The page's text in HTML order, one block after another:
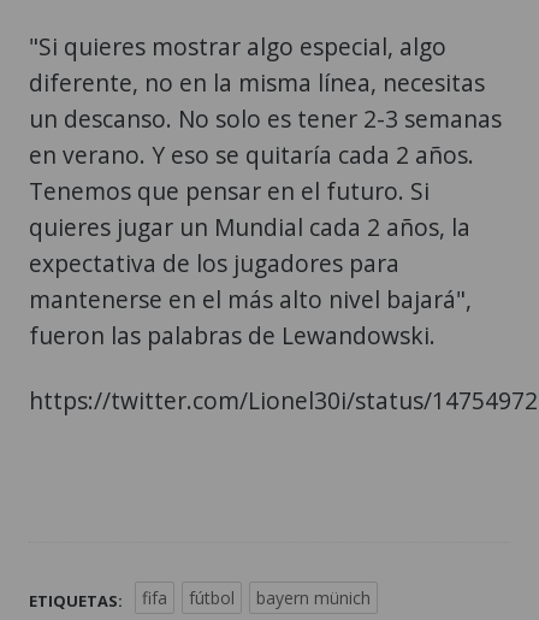
"Si quieres mostrar algo especial, algo
diferente, no en la misma línea, necesitas
un descanso. No solo es tener 2-3 semanas
en verano. Y eso se quitaría cada 2 años.
Tenemos que pensar en el futuro. Si
quieres jugar un Mundial cada 2 años, la
expectativa de los jugadores para
mantenerse en el más alto nivel bajará",
fueron las palabras de Lewandowski.
https://twitter.com/Lionel30i/status/
ETIQUETAS: fifa fútbol
bayern münich